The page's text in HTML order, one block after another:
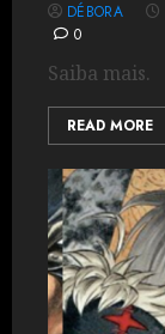
DÉBORA
0
Saiba mais.
READ MORE